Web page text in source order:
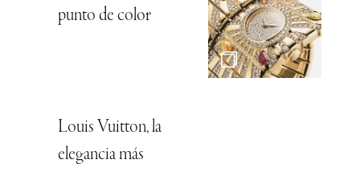
punto de color
Louis Vuitton, la
elegancia más